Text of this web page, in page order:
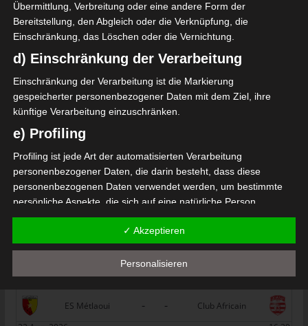
Croissant sportif de Redeyef (CSR) – Aigle Sportif Je
lma (ASJ)
Die nächsten Begegnungen
SPIELTAG 1
22 Aug. 2026
PS Sakiet Eddaïer
Stade Tunisien
- -
CS Sfax
22 Aug. 2026
16:30
ES Hammam Sousse
- -
US Monastir
- -
ES Métlaoui
- -
Club Africain
Übermittlung, Verbreitung oder eine andere Form der
Bereitstellung, den Abgleich oder die Verknüpfung, die
Einschränkung, das Löschen oder die Vernichtung.
d) Einschränkung der Verarbeitung
Einschränkung der Verarbeitung ist die Markierung
gespeicherter personenbezogener Daten mit dem Ziel, ihre
künftige Verarbeitung einzuschränken.
e) Profiling
Profiling ist jede Art der automatisierten Verarbeitung
personenbezogener Daten, die darin besteht, dass diese
personenbezogenen Daten verwendet werden, um bestimmte
persönliche Aspekte, die sich auf eine natürliche Person
beziehen, zu bewerten, insbesondere, um Aspekte bezüglich
Arbeitsleistung, wirtschaftlicher Lage, Gesundheit, persönlicher
Vorlieben, Interessen, Zuverlässigkeit, Verhalten, Aufenthaltsort
oder Ortswechsel dieser natürlichen Person zu analysieren oder
vorherzusagen.
f) Pseudonymisierung
Pseudonymisierung ist die Verarbeitung personenbezogener
✓ Akzeptieren
Personalisieren